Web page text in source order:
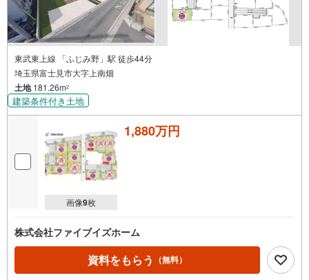
東武東上線 「ふじみ野」駅 徒歩44分
埼玉県富士見市大字上南畑
土地181.26m2
建築条件付き土地
画像9枚
1,880万円
株式会社ファイブイズホーム
資料をもらう （無料）